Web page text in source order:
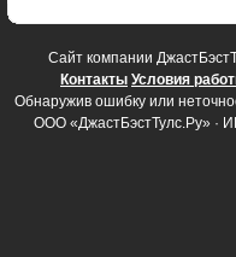
Cайт компании
Контакты Условия
Обнаружив ошибку или
ООО «ДжастБэстТулс.Ру» ·